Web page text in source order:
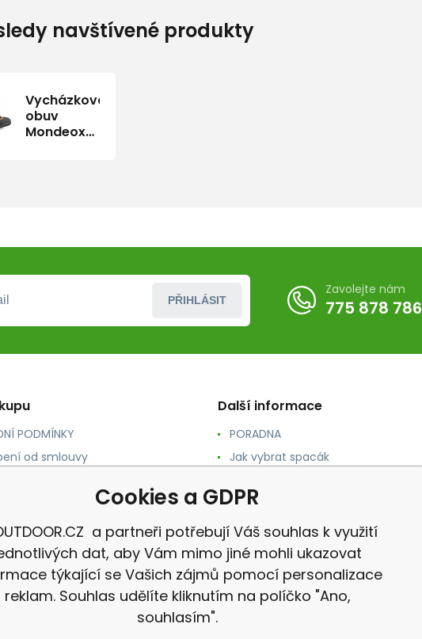
navštívené produkty
Vycházková
obuv
Mondeox
PŘIHLÁSIT
Zavolejte nám
775 878 786
PODMÍNKY
od smlouvy
osobních údajů
Další informace
PORADNA
Jak vybrat spacák
Jak vybrat karimatku
Reklamace
Cookies a GDPR
a partneři potřebují Váš souhlas k využití
dat, aby Vám mimo jiné mohli ukazovat
týkající se Vašich zájmů pomocí personalizace
reklam. Souhlas udělíte kliknutím na políčko "Ano,
souhlasím".